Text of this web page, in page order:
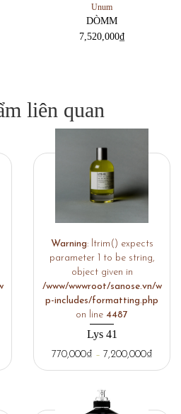
Unum
DÒMM
7,520,000₫
liên quan
Warning: ltrim() expects
parameter 1 to be string,
object given in
/www/wwwroot/sanose.vn/w
p-includes/formatting.php
on line 4487
Lys 41
770,000₫ – 7,200,000₫